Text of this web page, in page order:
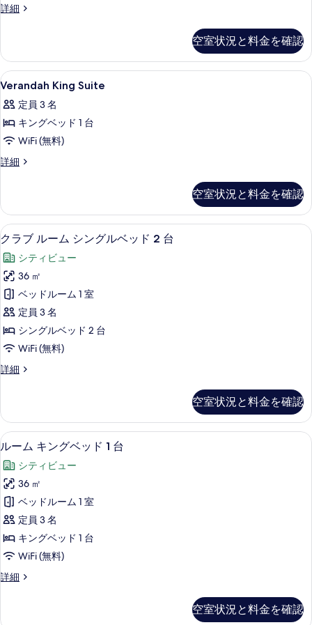
す
べ
写
真
を
表
示
す
る
詳細
Three
詳
細
空室状況と料金を確認
Verandah
King
Suite
の
す
べ
写
真
を
表
示
す
る
高級寝具、ミニバー、セーフティボ
4
Verandah King Suite
定員 3 名
キングベッド 1 台
WiFi (無料)
詳細
Verandah
詳
細
空室状況と料金を確認
ク
ラ
ブ
ル
ー
ム
シ
ン
グ
ベ
ッ
ド
2
台
の
す
べ
て
の
高級寝具、ミニバー、セーフティボ
8
クラブ ルーム シングルベッド 2 台
シティビュー
36 ㎡
ベッドルーム 1 室
定員 3 名
シングルベッド 2 台
WiFi (無料)
詳細
ク
ー
ム
シ
グ
ル
ベ
ッ
ド
2
台
の
細
空室状況と料金を確認
ル
ー
ム
キ
ン
グ
ベ
ッ
ド
台
高級寝具、ミニバー、セーフティボ
8
ルーム キングベッド 1 台
シティビュー
36 ㎡
ベッドルーム 1 室
定員 3 名
キングベッド 1 台
WiFi (無料)
詳細
ル
空室状況と料金を確認